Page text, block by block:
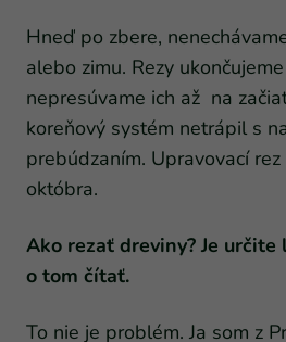
Hneď po zbere,
alebo zimu. Rezy
nepresúvame ich až na
koreňový systém netrápil s
prebúdzaním. Upravovací
októbra.
Ako rezať dreviny? Je
o tom čítať.
To nie je problém. Ja som z